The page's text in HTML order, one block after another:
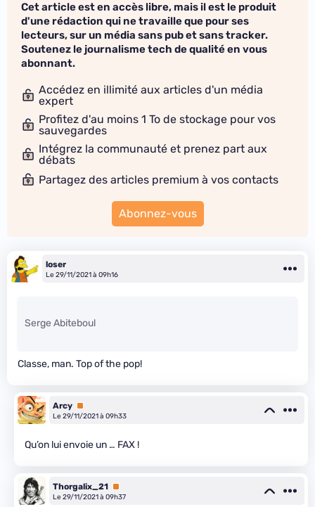
Cet article est en accès libre, mais il est le produit
d'une rédaction qui ne travaille que pour ses
lecteurs, sur un média sans pub et sans tracker.
Soutenez le journalisme tech de qualité en vous
abonnant.
Accédez en illimité aux articles d'un média
expert
Profitez d'au moins 1 To de stockage pour vos
sauvegardes
Intégrez la communauté et prenez part aux
débats
Partagez des articles premium à vos contacts
Abonnez-vous
loser
Le 29/11/2021 à 09h16
Serge Abiteboul
Classe, man. Top of the pop!
Arcy Premium
Le 29/11/2021 à 09h33
Qu’on lui envoie un … FAX !
Thorgalix_21 Premium
Le 29/11/2021 à 09h37